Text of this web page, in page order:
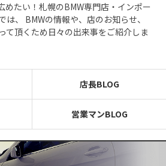
めたい！札幌のBMW専門店・インポー
は、
BMWの情報や、店のお知らせ、
て頂くため日々の出来事をご紹介しま
店長BLOG
営業マンBLOG